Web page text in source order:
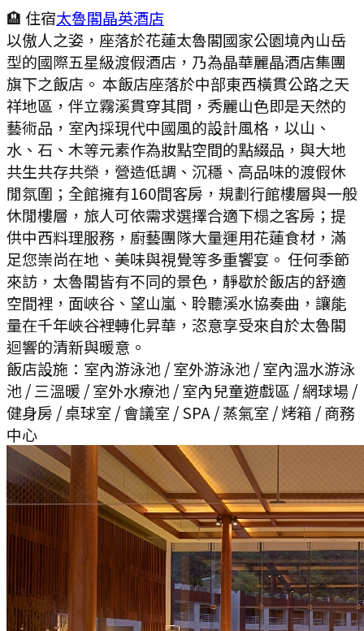
🏨 住宿太魯閣晶英酒店
以傲人之姿，座落於花蓮太魯閣國家公園境內山岳
型的國際五星級渡假酒店，乃為晶華麗晶酒店集團
旗下之飯店。 本飯店座落於中部東西橫貫公路之天
祥地區，伴立霧溪貫穿其間，秀麗山色即是天然的
藝術品，室內採現代中國風的設計風格，以山、
水、石、木等元素作為妝點空間的點綴品，與大地
共生共存共榮，營造低調、沉穩、高品味的渡假休
閒氛圍；全館擁有160間客房，規劃行館樓層與一般
休閒樓層，旅人可依需求選擇合適下榻之客房；提
供中西料理服務，廚藝團隊大量運用花蓮食材，滿
足您崇尚在地、美味與視覺等多重饗宴。 任何季節
來訪，太魯閣皆有不同的景色，靜歇於飯店的舒適
空間裡，面峽谷、望山嵐、聆聽溪水協奏曲，讓能
量在千年峽谷裡轉化昇華，恣意享受來自於太魯閣
迴響的清新與暖意。
飯店設施： 室內游泳池 / 室外游泳池 / 室內溫水游泳
池 / 三溫暖 / 室外水療池 / 室內兒童遊戲區 / 網球場 /
健身房 / 桌球室 / 會議室 / SPA / 蒸氣室 / 烤箱 / 商務
中心